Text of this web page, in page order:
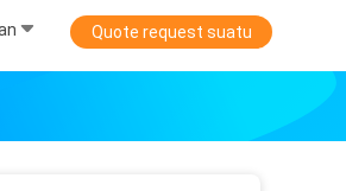
Quote request suatu